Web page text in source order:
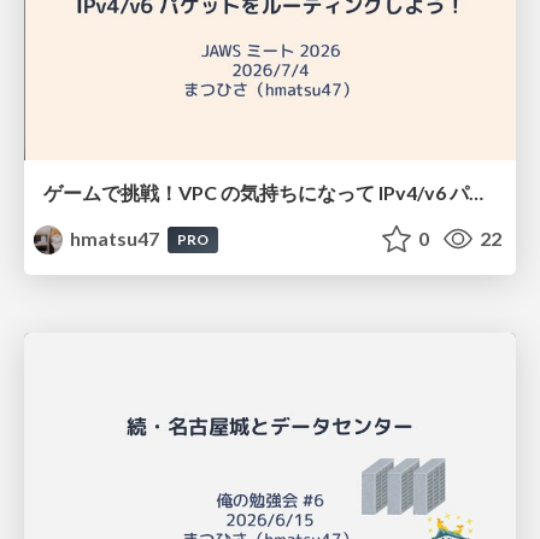
ゲームで挑戦！VPC の気持ちになって IPv4/v6 パケットをルーティングしよう！
hmatsu47
PRO 0 22